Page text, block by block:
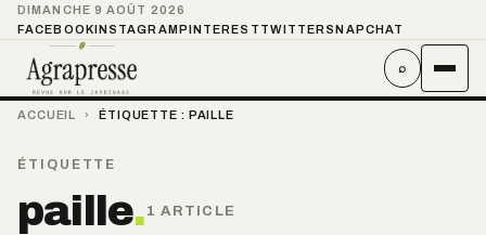
DIMANCHE 9 AOÛT 2026
FACEBOOKINSTAGRAMPINTEREST TWITTER SNAPCHAT
⌕
ACCUEIL › ÉTIQUETTE : PAILLE
ÉTIQUETTE
paille. 1 ARTICLE